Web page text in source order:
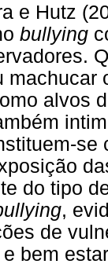
e Hutz
bullying
alvos
se
do tipo
,
de
bem